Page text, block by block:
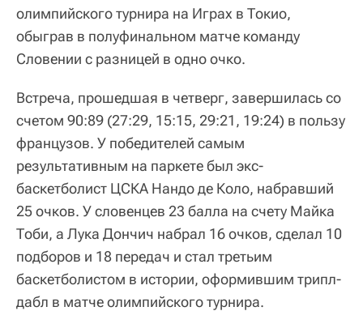
олимпийского турнира на Играх в Токио,
обыграв в полуфинальном матче команду
Словении с разницей в одно очко.
Встреча, прошедшая в четверг, завершилась со
счетом 90:89 (27:29, 15:15, 29:21, 19:24) в пользу
французов. У победителей самым
результативным на паркете был экс-
баскетболист ЦСКА Нандо де Коло, набравший
25 очков. У словенцев 23 балла на счету Майка
Тоби, а Лука Дончич набрал 16 очков, сделал 10
подборов и 18 передач и стал третьим
баскетболистом в истории, оформившим трипл-
дабл в матче олимпийского турнира.